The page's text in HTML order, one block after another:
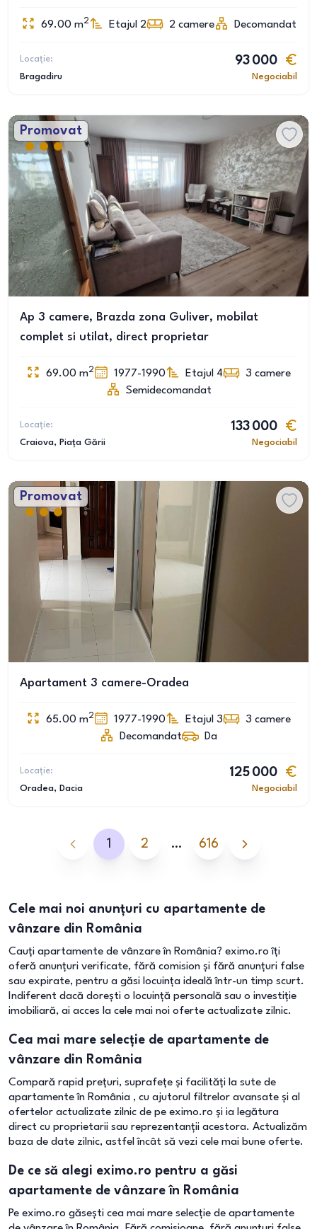
69.00 m2 Etajul 2 2 camere Decomandat
Locație:
Bragadiru
93 000
Negociabil
Promovat
Ap 3 camere, Brazda zona Guliver, mobilat
complet si utilat, direct proprietar
69.00 m2 1977-1990 Etajul 4 3 camere
Semidecomandat
Locație:
Craiova, Piața Gării
133 000
Negociabil
Promovat
Apartament 3 camere-Oradea
65.00 m2 1977-1990 Etajul 3 3 camere
Decomandat
Da
Locație:
Oradea, Dacia
125 000
Negociabil
1 2 … 616
Cele mai noi anunțuri cu apartamente de
vânzare din România
Cauți apartamente de vânzare în România? eximo.ro îți
oferă anunțuri verificate, fără comision și fără anunțuri false
sau expirate, pentru a găsi locuința ideală într-un timp scurt.
Indiferent dacă dorești o locuință personală sau o investiție
imobiliară, ai acces la cele mai noi oferte actualizate zilnic.
Cea mai mare selecție de apartamente de
vânzare din România
Compară rapid prețuri, suprafețe și facilități la sute de
apartamente în România , cu ajutorul filtrelor avansate și al
ofertelor actualizate zilnic de pe eximo.ro și ia legătura
direct cu proprietarii sau reprezentanții acestora. Actualizăm
baza de date zilnic, astfel încât să vezi cele mai bune oferte.
De ce să alegi eximo.ro pentru a găsi
apartamente de vânzare în România
Pe eximo.ro găsești cea mai mare selecție de apartamente